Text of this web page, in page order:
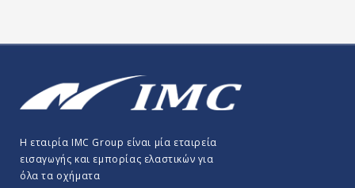
Η εταιρία IMC Group είναι μία εταιρεία
εισαγωγής και εμπορίας ελαστικών για
όλα τα οχήματα